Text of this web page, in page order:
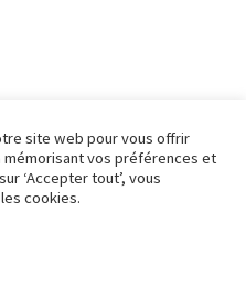
site web pour vous offrir
vos préférences et
‘Accepter tout’, vous
cookies.